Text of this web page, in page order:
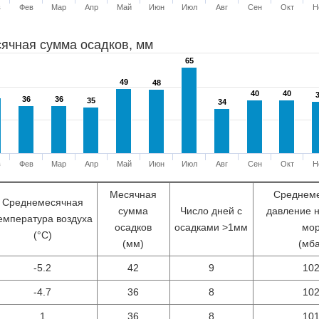
Фев Мар Апр Май Июн Июл Авг Сен Окт
сумма осадков, мм
36
36 36
36 35
35
49
49 48
48
65
65
34
34
40
40 40
40
Фев Мар Апр Май Июн Июл Авг Сен Окт
Среднемесячная
воздуха
(°С)
Месячная
сумма
осадков
(мм)
Число дней с
осадками >1мм
давление
-5.2 42 9
-4.7 36 8
1 36 8